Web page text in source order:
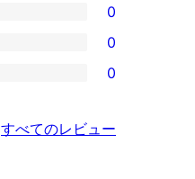
0
0
0
すべてのレビュー